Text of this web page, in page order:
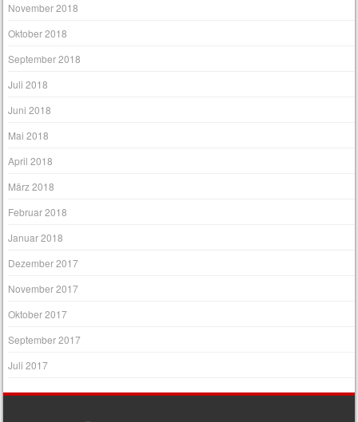
November 2018
Oktober 2018
September 2018
Juli 2018
Juni 2018
Mai 2018
April 2018
März 2018
Februar 2018
Januar 2018
Dezember 2017
November 2017
Oktober 2017
September 2017
Juli 2017